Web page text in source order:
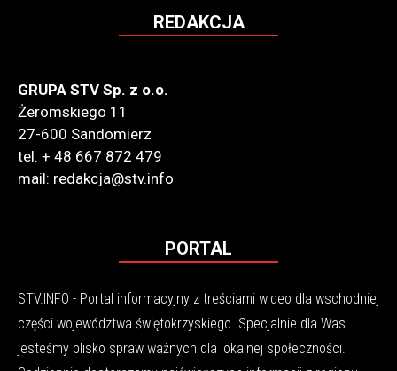
REDAKCJA
GRUPA STV Sp. z o.o.
Żeromskiego 11
27-600 Sandomierz
tel. + 48 667 872 479
mail: redakcja@stv.info
PORTAL
STV.INFO - Portal informacyjny z treściami wideo dla wschodniej
części województwa świętokrzyskiego. Specjalnie dla Was
jesteśmy blisko spraw ważnych dla lokalnej społeczności.